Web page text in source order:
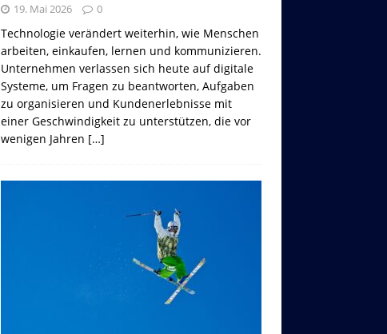
19. Mai 2026 0
Technologie verändert weiterhin, wie Menschen
arbeiten, einkaufen, lernen und kommunizieren.
Unternehmen verlassen sich heute auf digitale
Systeme, um Fragen zu beantworten, Aufgaben
zu organisieren und Kundenerlebnisse mit
einer Geschwindigkeit zu unterstützen, die vor
wenigen Jahren […]